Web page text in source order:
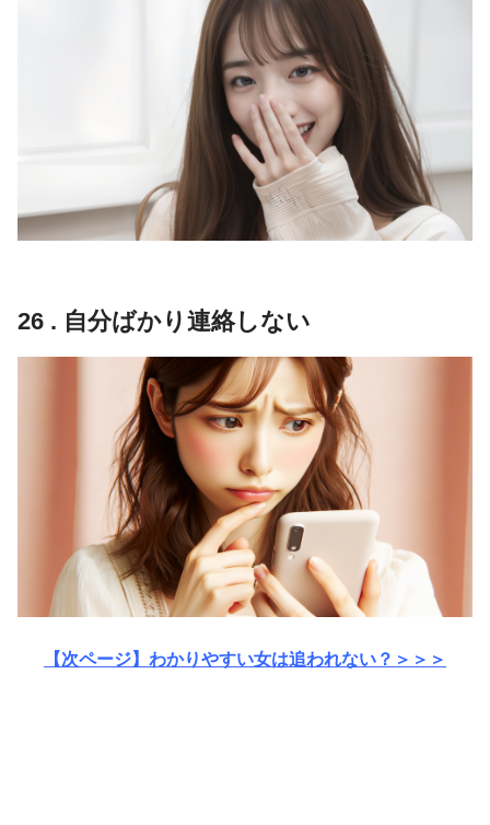
26 . 自分ばかり連絡しない
【次ページ】わかりやすい女は追われない？＞＞＞